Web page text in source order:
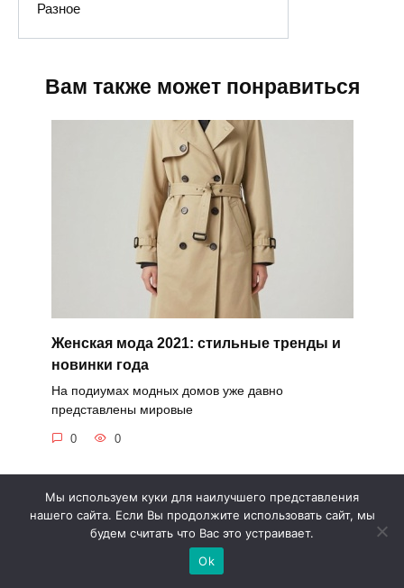
Разное
Вам также может понравиться
Женская мода 2021: стильные тренды и
новинки года
На подиумах модных домов уже давно
представлены мировые
0 0
Мы используем куки для наилучшего представления
нашего сайта. Если Вы продолжите использовать сайт, мы
будем считать что Вас это устраивает.
Ok